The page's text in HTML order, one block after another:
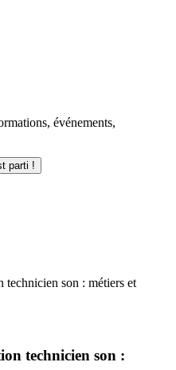
événements,
parti !
technicien son : métiers et
technicien son :